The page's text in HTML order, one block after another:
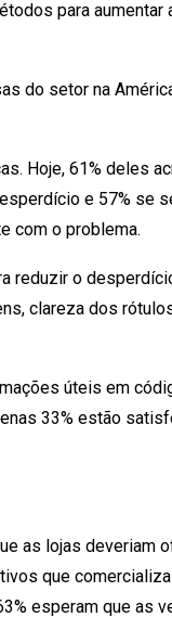
para aumentar
do setor na
Hoje, 61% deles
e 57% se
com o problema.
reduzir o
clareza dos
úteis em
33% estão
as lojas deveriam
que
esperam que as